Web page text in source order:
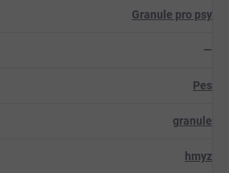
Granule pro psy
—
Pes
granule
hmyz